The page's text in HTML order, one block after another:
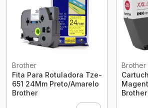
Brother
Fita Para Rotuladora Tze-
651 24Mm Preto/Amarelo
Brother
Brother
Brother